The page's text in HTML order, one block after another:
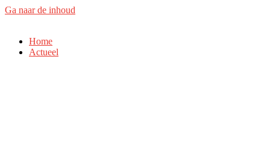
Ga naar de inhoud
Home
Actueel